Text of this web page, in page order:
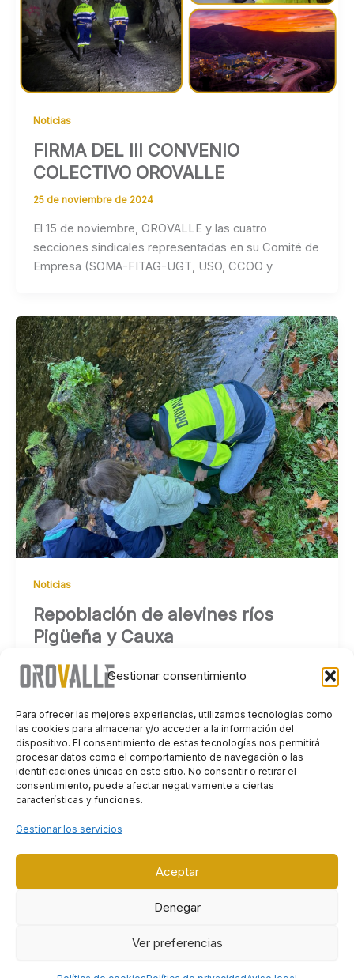
Gestionar consentimiento
Para ofrecer las mejores experiencias, utilizamos tecnologías como
las cookies para almacenar y/o acceder a la información del
dispositivo. El consentimiento de estas tecnologías nos permitirá
procesar datos como el comportamiento de navegación o las
identificaciones únicas en este sitio. No consentir o retirar el
consentimiento, puede afectar negativamente a ciertas
características y funciones.
Gestionar los servicios
Aceptar
Denegar
Ver preferencias
Noticias
FIRMA DEL III CONVENIO
COLECTIVO OROVALLE
25 de noviembre de 2024
El 15 de noviembre, OROVALLE y las cuatro
secciones sindicales representadas en su Comité de
Empresa (SOMA-FITAG-UGT, USO, CCOO y
Noticias
Repoblación de alevines ríos
Pigüeña y Cauxa
25 de noviembre de 2024
15.000 alevines de trucha común (salmo trutta). Es la
cifra de ejemplares liberados a los ríos Pigüeña y
Cauxa, el
2024 ©Orovalle |Todos los derechos reservados
BOINÁS ·
Aviso legal
Política de cookies (UE)